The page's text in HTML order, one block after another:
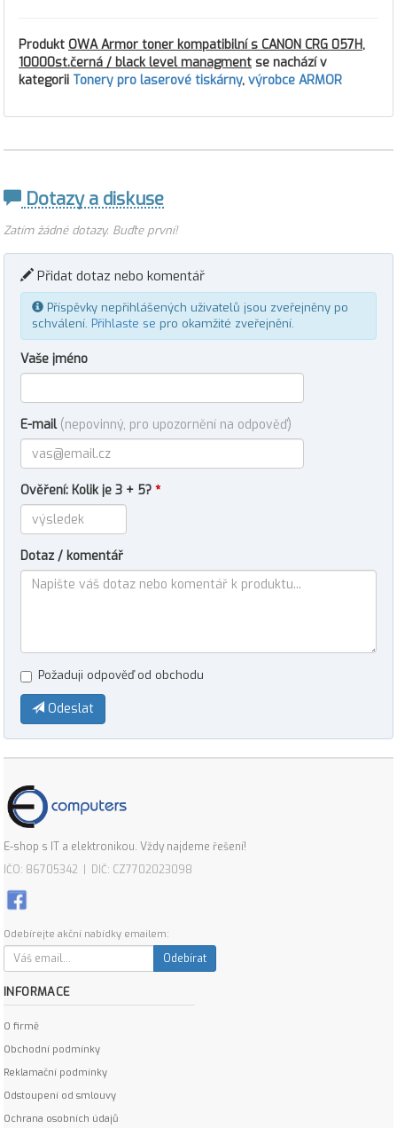
Produkt OWA Armor toner kompatibilní s CANON CRG 057H,
10000st.černá / black level managment se nachází v
kategorii Tonery pro laserové tiskárny, výrobce ARMOR
Dotazy a diskuse
Zatím žádné dotazy. Buďte první!
Přidat dotaz nebo komentář
Příspěvky nepřihlášených uživatelů jsou zveřejněny po
schválení. Přihlaste se pro okamžité zveřejnění.
Vaše jméno
E-mail (nepovinný, pro upozornění na odpověď)
Ověření: Kolik je 3 + 5? *
Dotaz / komentář
Požaduji odpověď od obchodu
Odeslat
E-shop s IT a elektronikou. Vždy najdeme řešení!
IČO: 86705342 | DIČ: CZ7702023098
Odebírejte akční nabídky emailem:
Odebírat
INFORMACE
O firmě
Obchodní podmínky
Reklamační podmínky
Odstoupení od smlouvy
Ochrana osobních údajů